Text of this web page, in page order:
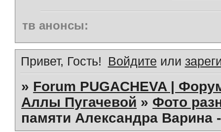
тв анонсы:
Привет, Гость! Войдите или
» Forum PUGACHEVA |
Аллы Пугачевой » Фото
памяти Александра